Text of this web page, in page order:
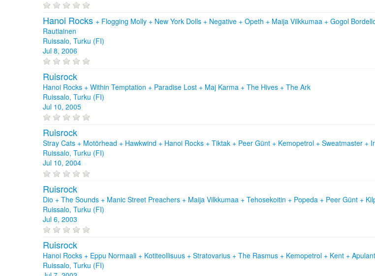
Hanoi Rocks + Flogging Molly + New York Dolls + Negative + Opeth + Maija Vilkkumaa + Gogol
Rautiainen
Ruissalo, Turku (FI)
Jul 8, 2006
Ruisrock
Hanoi Rocks + Within Temptation + Paradise Lost + Maj Karma + The Hives + The Ark
Ruissalo, Turku (FI)
Jul 10, 2005
Ruisrock
Stray Cats + Motörhead + Hawkwind + Hanoi Rocks + Tiktak + Peer Günt + Kemopetrol + Sweatmaster +
Ruissalo, Turku (FI)
Jul 10, 2004
Ruisrock
Dio + The Sounds + Manic Street Preachers + Maija Vilkkumaa + Tehosekoitin + Popeda + Peer Günt +
Ruissalo, Turku (FI)
Jul 6, 2003
Ruisrock
Hanoi Rocks + Eppu Normaali + Kotiteollisuus + Stratovarius + The Rasmus + Kemopetrol + Kent +
Ruissalo, Turku (FI)